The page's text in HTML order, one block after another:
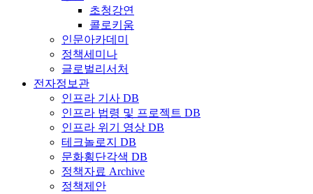
초청강연
콜로키움
인문아카데미
정책세미나
글로벌리서처
전자정보관
인프라 기사 DB
인프라 법령 및 프로젝트 DB
인프라 위기 영상 DB
테크놀로지 DB
문화횡단각색 DB
정책자료 Archive
정책제안